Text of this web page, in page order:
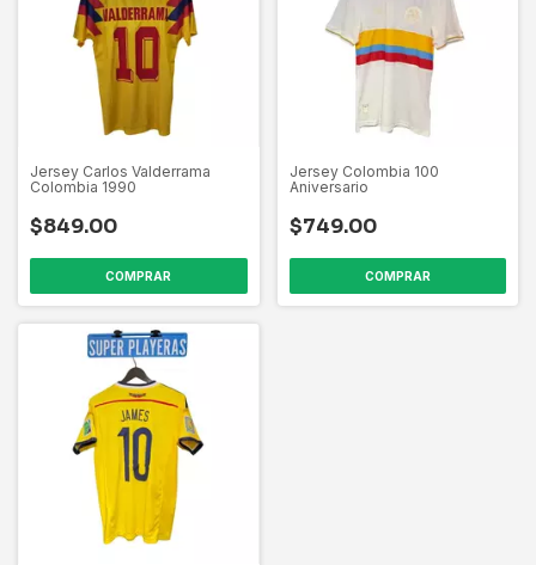
Jersey Carlos Valderrama
Colombia 1990
$849.00
COMPRAR
Jersey Colombia 100
Aniversario
$749.00
COMPRAR